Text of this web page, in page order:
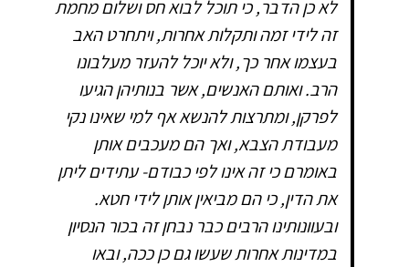
לא כן הדבר, כי תוכל לבוא חס ושלום מחמת
זה לידי זמה ותקלות אחרות, ויתחרט האב
בעצמו אחר כך, ולא יוכל להעזר מעלבונו
הרב. ואותם האנשים, אשר בנותיהן הגיעו
לפרקן, ומתרצות להנשא אף למי שאינו נקי
מעבודת הצבא, ואך הם מעכבים אותן
באומרם כי זה אינו לפי כבודם- עתידים ליתן
את הדין, כי הם מביאין אותן לידי חטא.
ובעוונותינו הרבים כבר נבחן זה בכור הנסיון
במדינות אחרות שעשו גם כן ככה, ובאו